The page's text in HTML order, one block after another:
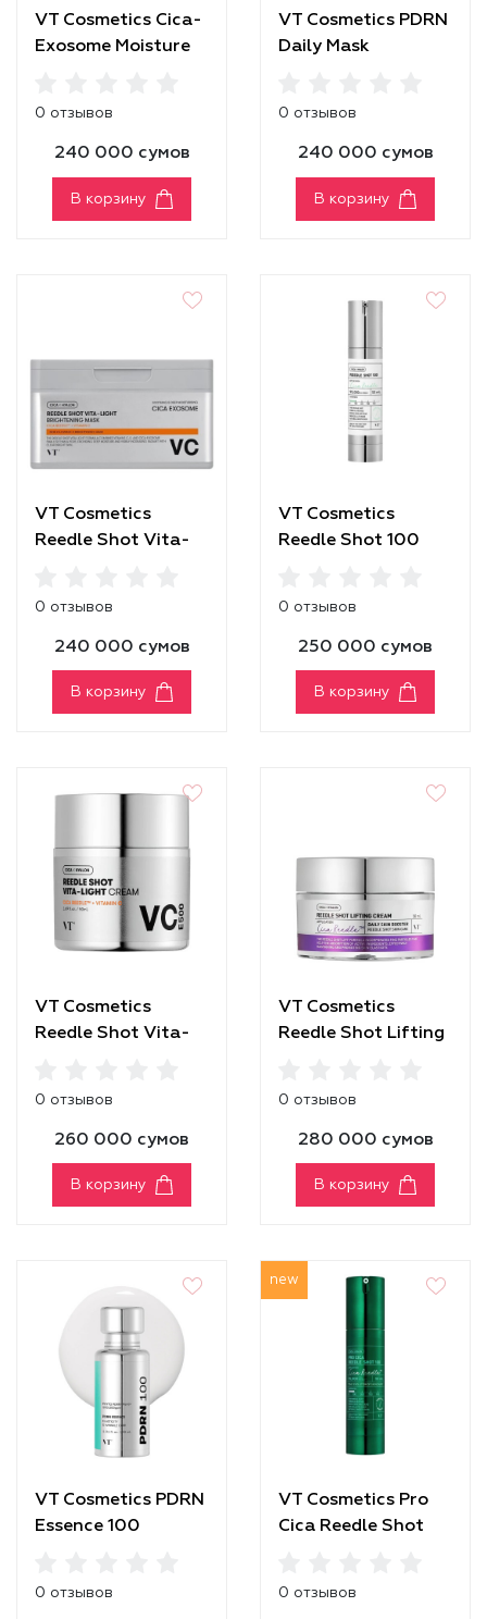
VT Cosmetics Cica-
Exosome Moisture
0 отзывов
240 000 сумов
В корзину
VT Cosmetics PDRN
Daily Mask
0 отзывов
240 000 сумов
В корзину
VT Cosmetics
Reedle Shot Vita-
0 отзывов
240 000 сумов
В корзину
VT Cosmetics
Reedle Shot 100
0 отзывов
250 000 сумов
В корзину
VT Cosmetics
Reedle Shot Vita-
0 отзывов
260 000 сумов
В корзину
VT Cosmetics
Reedle Shot Lifting
0 отзывов
280 000 сумов
В корзину
VT Cosmetics PDRN
Essence 100
0 отзывов
new
VT Cosmetics Pro
Cica Reedle Shot
0 отзывов